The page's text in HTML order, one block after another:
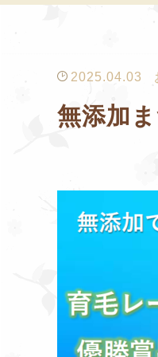
2025.04.03
無添加